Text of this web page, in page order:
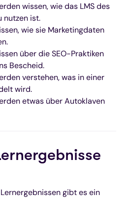
wissen, wie das LMS des
nutzen ist.
wie sie Marketingdaten
über die SEO-Praktiken
Bescheid.
verstehen, was in einer
wird.
etwas über Autoklaven
gibt es ein